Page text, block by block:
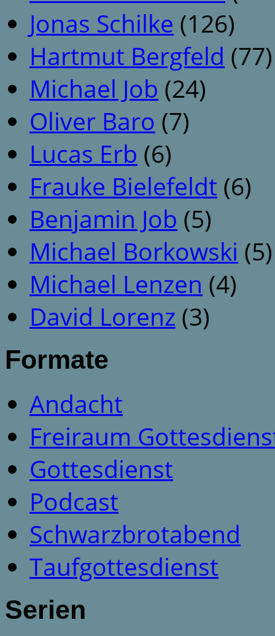
Jonas Schilke (126)
Hartmut Bergfeld (77)
Michael Job (24)
Oliver Baro (7)
Lucas Erb (6)
Frauke Bielefeldt (6)
Benjamin Job (5)
Michael Borkowski (5)
Michael Lenzen (4)
David Lorenz (3)
Formate
Andacht
Freiraum
Gottesdienst
Podcast
Schwarzbrotabend
Taufgottesdienst
Serien